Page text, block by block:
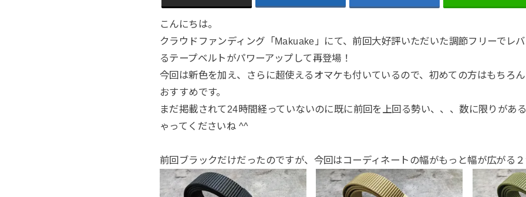
こんにちは。
クラウドファンディング「Makuake」にて、前回大好評いただいた調節フリーでレ
るテープベルトがパワーアップして再登場！
今回は新色を加え、さらに超使えるオマケも付いているので、初めての方はもちろ
おすすめです。
まだ掲載されて24時間経っていないのに既に前回を上回る勢い、、、数に限りがあ
ゃってくださいね ^^
前回ブラックだけだったのですが、今回はコーディネートの幅がもっと幅が広がる